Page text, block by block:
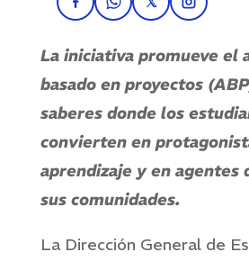
Compartir en Facebook
Compartir en
Compartir en
La iniciativa promueve el
basado en proyectos
saberes donde los
convierten en
aprendizaje y en agentes
sus comunidades.
La Dirección General de